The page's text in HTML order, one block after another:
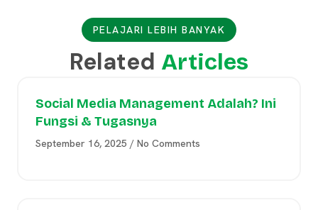
PELAJARI LEBIH BANYAK
Related Articles
Social Media Management Adalah? Ini
Fungsi & Tugasnya
September 16, 2025 No Comments